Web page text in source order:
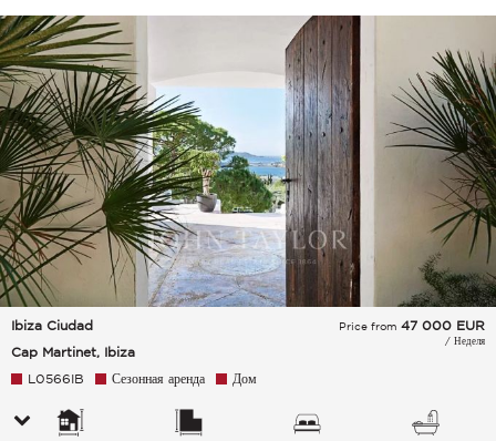
Ibiza Ciudad
Cap Martinet, Ibiza
Price from 47 000 EUR
/ Неделя
L0566IB Сезонная аренда Дом